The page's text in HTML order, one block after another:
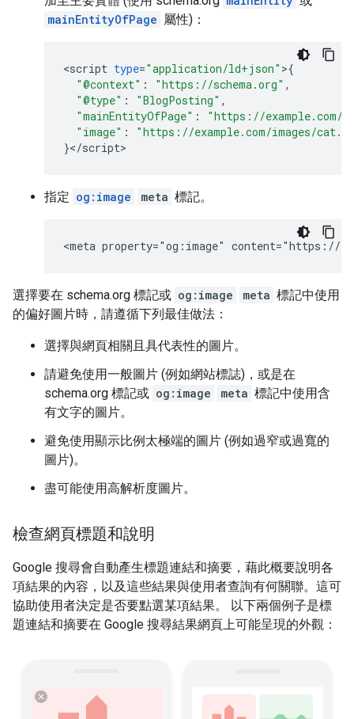
mainEntityOfPage 屬性)：
<script type="application/ld+json" >{
"@context" : "https://schema.org" ,
"@type" : "BlogPosting" ,
"mainEntityOfPage" :
"https://example.com/
"image" :
"https://example.com/images/
}</script>
指定 og:image meta 標記。
<meta property="og:image" content="https://
選擇要在 schema.org 標記或 og:image meta 標記中使用
的偏好圖片時，請遵循下列最佳做法：
選擇與網頁相關且具代表性的圖片。
請避免使用一般圖片 (例如網站標誌)，或是在
schema.org 標記或 og:image meta 標記中使用含
有文字的圖片。
避免使用顯示比例太極端的圖片 (例如過窄或過寬的
圖片)。
盡可能使用高解析度圖片。
檢查網頁標題和說明
Google 搜尋會自動產生標題連結和摘要，藉此概要說明各
項結果的內容，以及這些結果與使用者查詢有何關聯。這可
協助使用者決定是否要點選某項結果。 以下兩個例子是標
題連結和摘要在 Google 搜尋結果網頁上可能呈現的外觀：